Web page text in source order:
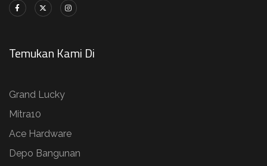
Temukan Kami Di
Grand Lucky
Mitra10
Ace Hardware
Depo Bangunan